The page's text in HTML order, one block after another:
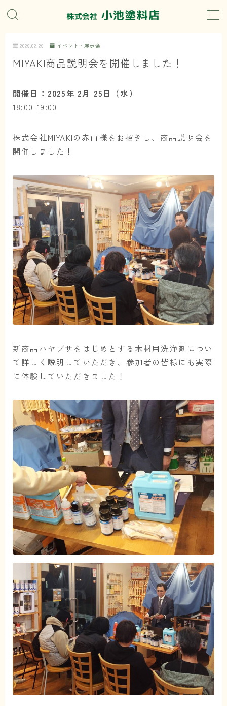
DIY用塗料のオーダーメイドサービス
店舗でできること
何を塗装しますか
屋外
自動車・自転車・トラック・重機
住宅の場所から選ぶ
イベント・展示会
プロのお客様へ
よくある質問
アクセス
会社情報
2026.02.26 イベント・展示会
MIYAKI商品説明会を開催しました！
開催日：2025年 2月 25日（水）
18:00-19:00
株式会社MIYAKIの赤山様をお招きし、商品説明会を
開催しました！
新商品ハヤブサをはじめとする木材用洗浄剤につい
て詳しく説明していただき、参加者の皆様にも実際
に体験していただきました！